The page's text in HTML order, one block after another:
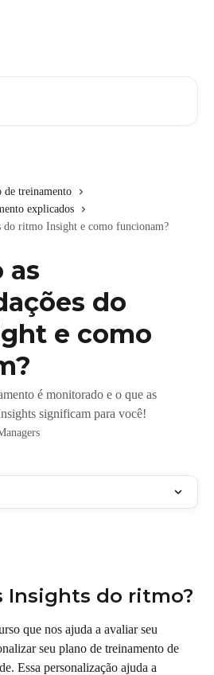
de treinamento
explicados
do ritmo Insight e como funcionam?
as
do
e como
é monitorado e o que as
significam para você!
Insights do ritmo?
que nos ajuda a avaliar seu
seu plano de treinamento de
Essa personalização ajuda a